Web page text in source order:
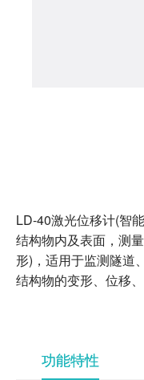
DataMint® HAT手机端
DataMint® TiltPath测斜
DataMint® TiltPath全自
LD-40激光位移计(智
结构物内及表面，测
形)，适用于监测隧道
结构物的变形、位移
功能特性